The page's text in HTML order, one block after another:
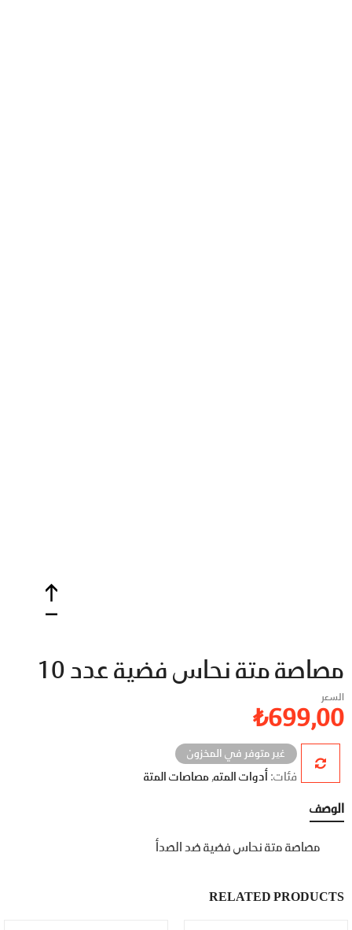
مصاصة متة نحاس فضية عدد 10
السعر
₺699,00
غير متوفر في المخزون
فئات: أدوات المته, مصاصات المتة
الوصف
مصاصة متة نحاس فضية ضد الصدأ
RELATED PRODUCTS